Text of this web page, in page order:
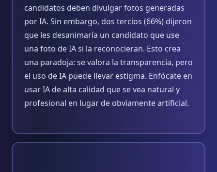
candidatos deben divulgar fotos generadas
por IA. Sin embargo, dos tercios (66%) dijeron
que les desanimaría un candidato que use
una foto de IA si la reconocieran. Esto crea
una paradoja: se valora la transparencia, pero
el uso de IA puede llevar estigma. Enfócate en
usar IA de alta calidad que se vea natural y
profesional en lugar de obviamente artificial.